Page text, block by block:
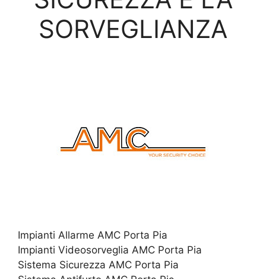
SORVEGLIANZA
Impianti Allarme AMC Porta Pia
Impianti Videosorveglia AMC Porta Pia
Sistema Sicurezza AMC Porta Pia